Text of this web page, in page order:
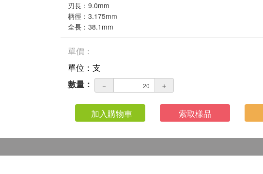
刃長：9.0mm
柄徑：3.175mm
全長：38.1mm
單價：
單位：支
數量： － ＋
加入購物車 索取樣品